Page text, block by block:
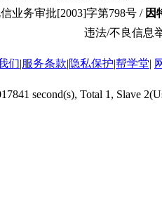
业务审批[2003]字第798号 / 因
违法/不良信息
们|服务条款|隐私保护|帮学堂|
second(s), Total 1, Slave